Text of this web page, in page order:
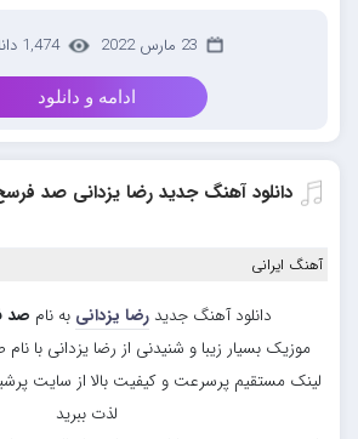
23 مارس 2022 1,474 دانلود
ادامه و دانلود
دانلود آهنگ جدید رضا یزدانی صد
آهنگ ایرانی
دانلود آهنگ جدید رضا یزدانی به نام صد
موزیک بسیار زیبا و شنیدنی از رضا یزدانی با
لینک مستقیم پرسرعت و کیفیت بالا از سایت
لذت ببرید